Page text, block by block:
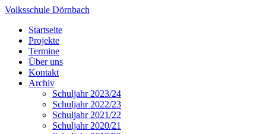
Volksschule Dörnbach
Startseite
Projekte
Termine
Über uns
Kontakt
Archiv
Schuljahr 2023/24
Schuljahr 2022/23
Schuljahr 2021/22
Schuljahr 2020/21